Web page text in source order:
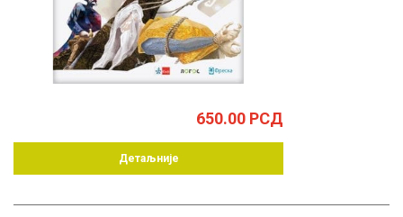
650.00 РСД
Детаљније